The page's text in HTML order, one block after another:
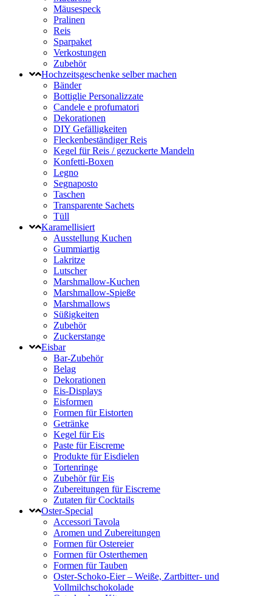
Mäusespeck
Pralinen
Reis
Sparpaket
Verkostungen
Zubehör
Hochzeitsgeschenke selber machen
Bänder
Bottiglie Personalizzate
Candele e profumatori
Dekorationen
DIY Gefälligkeiten
Fleckenbeständiger Reis
Kegel für Reis / gezuckerte Mandeln
Konfetti-Boxen
Legno
Segnaposto
Taschen
Transparente Sachets
Tüll
Karamellisiert
Ausstellung Kuchen
Gummiartig
Lakritze
Lutscher
Marshmallow-Kuchen
Marshmallow-Spieße
Marshmallows
Süßigkeiten
Zubehör
Zuckerstange
Eisbar
Bar-Zubehör
Belag
Dekorationen
Eis-Displays
Eisformen
Formen für Eistorten
Getränke
Kegel für Eis
Paste für Eiscreme
Produkte für Eisdielen
Tortenringe
Zubehör für Eis
Zubereitungen für Eiscreme
Zutaten für Cocktails
Oster-Special
Accessori Tavola
Aromen und Zubereitungen
Formen für Ostereier
Formen für Osterthemen
Formen für Tauben
Oster-Schoko-Eier – Weiße, Zartbitter- und
Vollmilchschokolade